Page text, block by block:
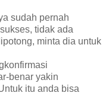
sudah pernah
tidak ada
minta dia untuk
benar yakin
itu anda bisa